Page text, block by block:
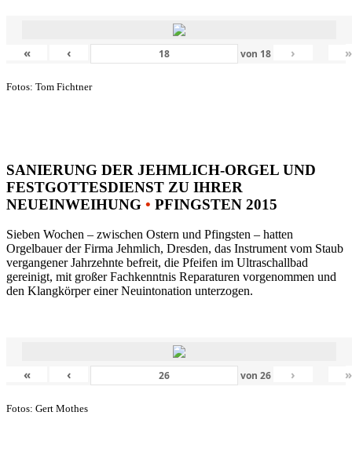
« ‹ von 18 › »
Fotos: Tom Fichtner
SANIERUNG DER JEHMLICH-ORGEL UND
FESTGOTTESDIENST ZU IHRER
NEUEINWEIHUNG • PFINGSTEN 2015
Sieben Wochen – zwischen Ostern und Pfingsten – hatten
Orgelbauer der Firma Jehmlich, Dresden, das Instrument vom Staub
vergangener Jahrzehnte befreit, die Pfeifen im Ultraschallbad
gereinigt, mit großer Fachkenntnis Reparaturen vorgenommen und
den Klangkörper einer Neuintonation unterzogen.
« ‹ von26 › »
Fotos: Gert Mothes